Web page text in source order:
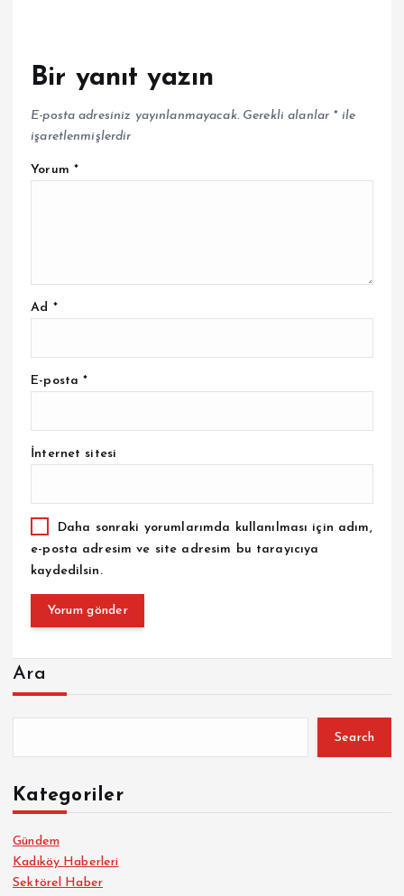
Bir yanıt yazın
E-posta adresiniz yayınlanmayacak. Gerekli alanlar *ile
işaretlenmişlerdir
Yorum *
Ad *
E-posta*
İnternet sitesi
Daha sonraki yorumlarımda kullanılması için adım,
e-posta adresim ve site adresim bu tarayıcıya
kaydedilsin.
Ara
Search
Kategoriler
Gündem
Kadıköy Haberleri
Sektörel Haber